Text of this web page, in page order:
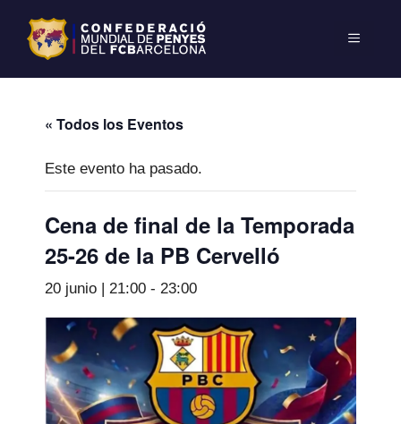
« Todos los Eventos
Este evento ha pasado.
Cena de final de la Temporada
25-26 de la PB Cervelló
20 junio | 21:00 - 23:00